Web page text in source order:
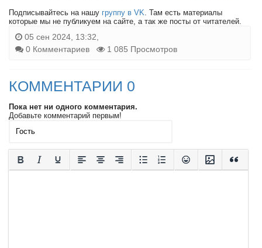
Подписывайтесь на нашу группу в VK . Там есть материалы
которые мы не публикуем на сайте, а так же посты от читателей.
05 сен 2024, 13:32,
0 Комментариев
1 085 Просмотров
КОММЕНТАРИИ 0
Пока нет ни одного комментария.
Добавьте комментарий первым!